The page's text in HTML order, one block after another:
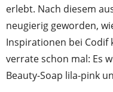
erlebt. Nach diesem
neugierig geworden,
Inspirationen bei Codif
verrate schon mal: Es
Beauty-Soap lila-pink